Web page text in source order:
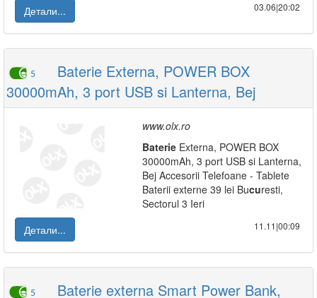
Детали...
03.06|20:02
5
Baterie Externa, POWER BOX
30000mAh, 3 port USB si Lanterna, Bej
www.olx.ro
Baterie Externa, POWER BOX
30000mAh, 3 port USB si Lanterna,
Bej Accesorii Telefoane - Tablete
Baterii externe 39 lei Bucuresti,
Sectorul 3 Ieri
Детали...
11.11|00:09
5 Baterie externa Smart Power Bank,